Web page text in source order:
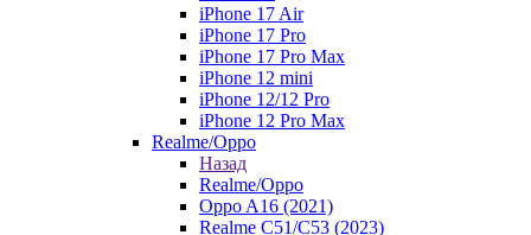
iPhone 17 Air
iPhone 17 Pro
iPhone 17 Pro Max
iPhone 12 mini
iPhone 12/12 Pro
iPhone 12 Pro Max
Realme/Oppo
Назад
Realme/Oppo
Oppo A16 (2021)
Realme C51/C53 (2023)